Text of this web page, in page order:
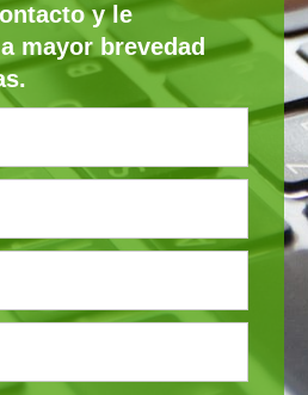
y le
mayor brevedad